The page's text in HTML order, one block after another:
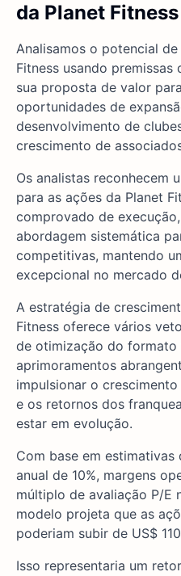
da Planet Fitness
Analisamos o potencial
Fitness usando
sua proposta de valor
oportunidades de
desenvolvimento de
crescimento de
Os analistas reconhecem
para as ações da Planet
comprovado de
abordagem sistemática
competitivas, mantendo
excepcional no mercado
A estratégia de
Fitness oferece vários
de otimização do formato
aprimoramentos
impulsionar o
e os retornos dos
estar em evolução.
Com base em
anual de 10%, margens
múltiplo de avaliação P/E
modelo projeta que as
poderiam subir de US$
Isso representaria um